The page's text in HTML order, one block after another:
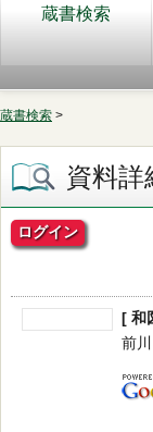
蔵書検索
蔵書検索 >
資料詳
ログイン
[ 和
前